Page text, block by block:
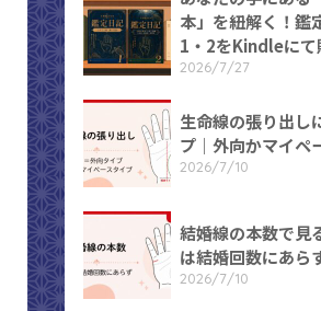
本」を紐解く！鑑
1・2をKindleにて
2026/7/27
生命線の張り出し
プ｜外向かマイペ
2026/7/10
結婚線の本数で見
は結婚回数にあら
2026/7/10